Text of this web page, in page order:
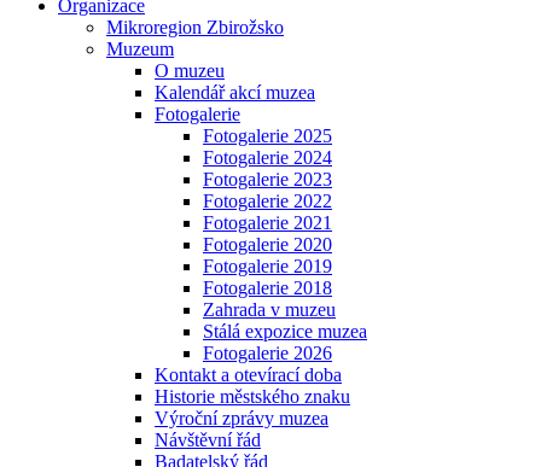
Organizace
Mikroregion Zbirožsko
Muzeum
O muzeu
Kalendář akcí muzea
Fotogalerie
Fotogalerie 2025
Fotogalerie 2024
Fotogalerie 2023
Fotogalerie 2022
Fotogalerie 2021
Fotogalerie 2020
Fotogalerie 2019
Fotogalerie 2018
Zahrada v muzeu
Stálá expozice muzea
Fotogalerie 2026
Kontakt a otevírací doba
Historie městského znaku
Výroční zprávy muzea
Návštěvní řád
Badatelský řád